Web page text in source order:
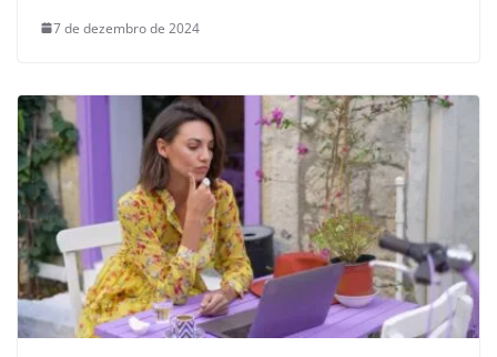
7 de dezembro de 2024